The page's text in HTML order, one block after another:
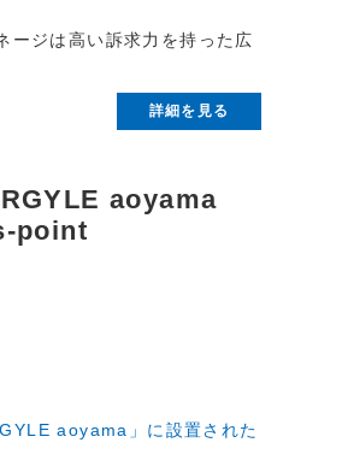
ージは高い訴求力を持った広
詳細を見る
aoyama
point
aoyama」に設置された